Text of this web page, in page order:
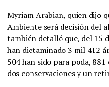
Myriam Arabian, quien dijo
Ambiente será decisión del
también detalló que, del 15
han dictaminado 3 mil 412
504 han sido para poda,
dos conservaciones y un